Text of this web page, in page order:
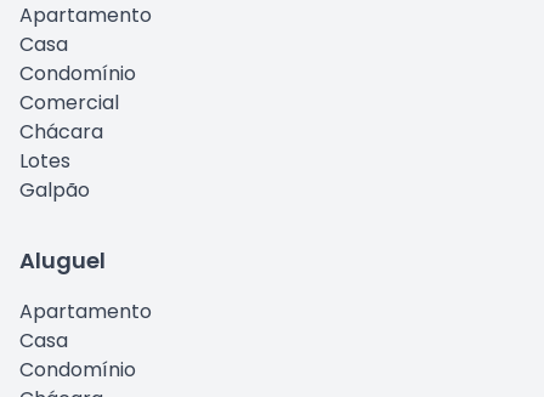
Apartamento
Casa
Condomínio
Comercial
Chácara
Lotes
Galpão
Aluguel
Apartamento
Casa
Condomínio